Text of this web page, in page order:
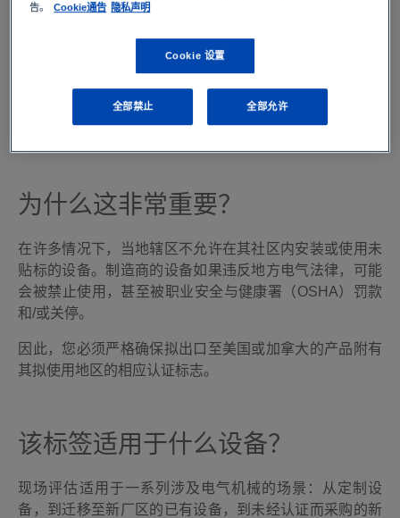
各当地主管部门（AHJ）有权制定独立的电气安全要求，
现场贴标表示某件产品或机械已满足某一特定辖区规定的
安全要求–类似于CE标志等认证，CE标志被更广泛地在欧
洲地区内使用。
为什么这非常重要？
在许多情况下，当地辖区不允许在其社区内安装或使用未
贴标的设备。制造商的设备如果违反地方电气法律，可能
会被禁止使用，甚至被职业安全与健康署（OSHA）罚款
和/或关停。
因此，您必须严格确保拟出口至美国或加拿大的产品附有
其拟使用地区的相应认证标志。
该标签适用于什么设备？
现场评估适用于一系列涉及电气机械的场景：从定制设
备，到迁移至新厂区的已有设备，到未经认证而采购的新
告。
Cookie通告 隐私声明
Cookie 设置
全部禁止 全部允许